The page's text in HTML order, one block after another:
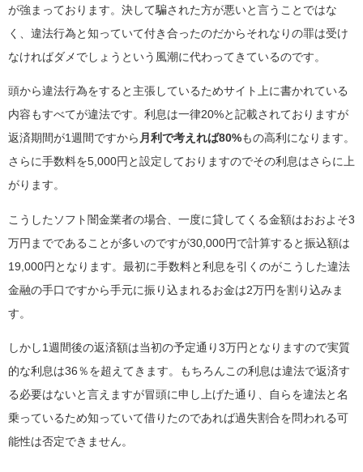
が強まっております。決して騙された方が悪いと言うことではな
く、違法行為と知っていて付き合ったのだからそれなりの罪は受け
なければダメでしょうという風潮に代わってきているのです。
頭から違法行為をすると主張しているためサイト上に書かれている
内容もすべてが違法です。利息は一律20%と記載されておりますが
返済期間が1週間ですから 月利で考えれば80%もの高利になります。
さらに手数料を5,000円と設定しておりますのでその利息はさらに上
がります。
こうしたソフト闇金業者の場合、一度に貸してくる金額はおおよそ3
万円までであることが多いのですが30,000円で計算すると振込額は
19,000円となります。最初に手数料と利息を引くのがこうした違法
金融の手口ですから手元に振り込まれるお金は2万円を割り込みま
す。
しかし1週間後の返済額は当初の予定通り3万円となりますので実質
的な利息は36％を超えてきます。もちろんこの利息は違法で返済す
る必要はないと言えますが冒頭に申し上げた通り、自らを違法と名
乗っているため知っていて借りたのであれば過失割合を問われる可
能性は否定できません。